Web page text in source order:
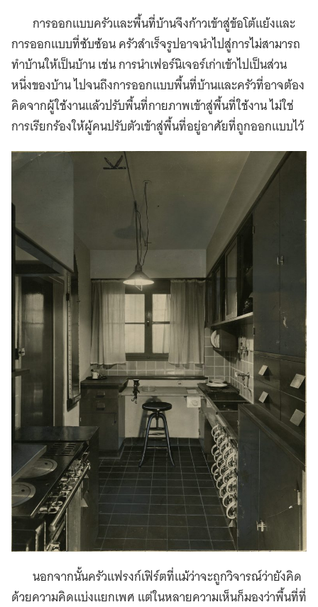
การออกแบบครัวและพื้นที่บ้านจึงก้าวเข้าสู่ข้อโต้แย้งและ
การออกแบบที่ซับซ้อน ครัวสำเร็จรูปอาจนำไปสู่การไม่สามารถ
ทำบ้านให้เป็นบ้าน เช่น การนำเฟอร์นิเจอร์เก่าเข้าไปเป็นส่วน
หนึ่งของบ้าน ไปจนถึงการออกแบบพื้นที่บ้านและครัวที่อาจต้อง
คิดจากผู้ใช้งานแล้วปรับพื้นที่กายภาพเข้าสู่พื้นที่ใช้งาน ไม่ใช่
การเรียกร้องให้ผู้คนปรับตัวเข้าสู่พื้นที่อยู่อาศัยที่ถูกออกแบบไว้
นอกจากนั้นครัวแฟรงก์เฟิร์ตที่แม้ว่าจะถูกวิจารณ์ว่ายังคิด
ด้วยความคิดแบ่งแยกเพศ แต่ในหลายความเห็นก็มองว่าพื้นที่ที่